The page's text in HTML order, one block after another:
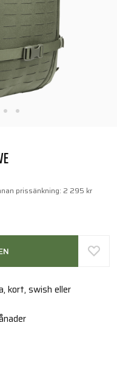
prissänkning: 2 295 kr
kort, swish eller